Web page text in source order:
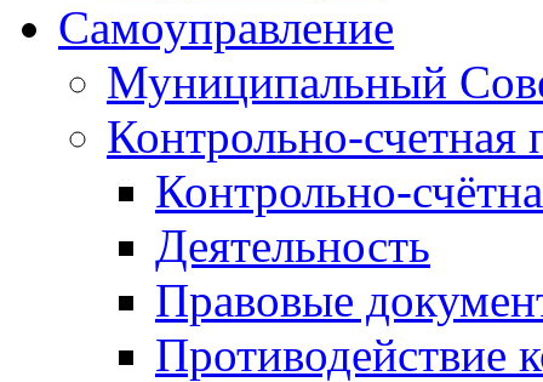
Самоуправление
Муниципальный
Контрольно-счетная
Контрольно-
Деятельность
Правовые
Противодействие